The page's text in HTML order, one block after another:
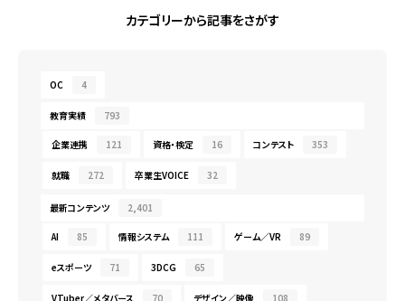
カテゴリーから記事をさがす
OC 4
教育実績 793
企業連携 121 資格・検定 16 コンテスト 353
就職 272 卒業生VOICE 32
最新コンテンツ 2,401
AI 85 情報システム 111 ゲーム／VR 89
eスポーツ 71 3DCG 65
VTuber／メタバース 70 デザイン／映像 108